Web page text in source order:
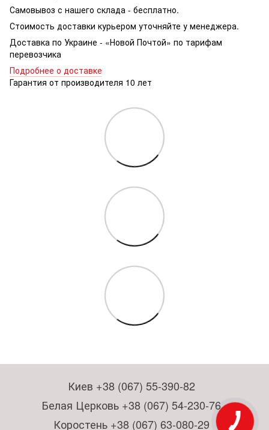
Самовывоз с нашего склада - бесплатно.
Стоимость доставки курьером уточняйте у менеджера.
Доставка по Украине - «Новой Почтой» по тарифам
перевозчика
Подробнее о доставке
Гарантия от производителя 10 лет
Киев +38 (067) 55-390-82
Белая Церковь +38 (067) 54-230-76
Коростень +38 (067) 63-080-29